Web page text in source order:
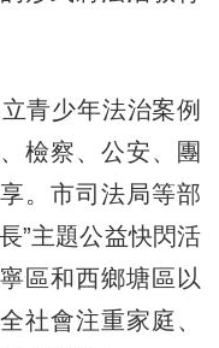
青少年法治案例
檢察、公安、團
。市司法局等部
”主題公益快閃活
區和西鄉塘區以
社會注重家庭、